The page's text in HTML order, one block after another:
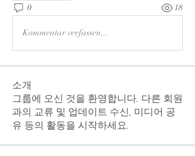
0 18
Kommentar verfassen...
소개
그룹에 오신 것을 환영합니다. 다른 회원
과의 교류 및 업데이트 수신, 미디어 공
유 등의 활동을 시작하세요.